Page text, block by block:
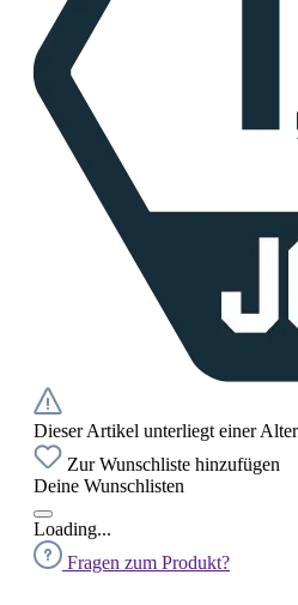
Dieser Artikel unterliegt einer
Zur Wunschliste hinzufügen
Deine Wunschlisten
Loading...
Fragen zum Produkt?